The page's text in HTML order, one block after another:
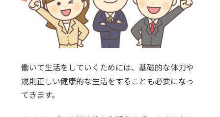
働いて生活をしていくためには、基礎的な体力や
規則正しい健康的な生活をすることも必要になっ
てきます。